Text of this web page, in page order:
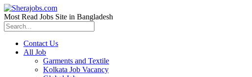
Most Read Jobs Site in Bangladesh
Contact Us
All Job
Garments and Textile
Kolkata Job Vacancy